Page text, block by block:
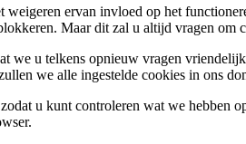
ervan invloed op het
Maar dit zal u altijd vragen om
we u telkens opnieuw vragen
we alle ingestelde cookies in ons
u kunt controleren wat we hebben